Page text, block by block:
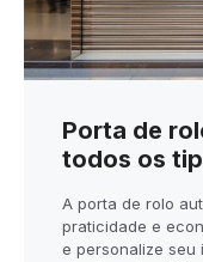
Porta de
todos os
A porta de rolo
praticidade e
e personalize seu